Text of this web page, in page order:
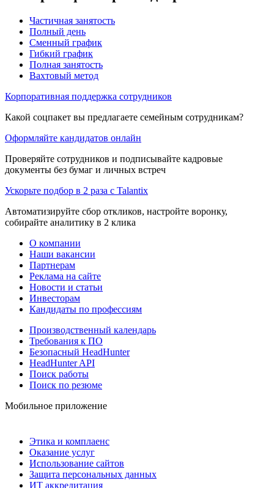
Частичная занятость
Полный день
Сменный график
Гибкий график
Полная занятость
Вахтовый метод
Корпоративная поддержка сотрудников
Какой соцпакет вы предлагаете семейным сотрудникам?
Оформляйте кандидатов онлайн
Проверяйте сотрудников и подписывайте кадровые
документы без бумаг и личных встреч
Ускорьте подбор в 2 раза с Talantix
Автоматизируйте сбор откликов, настройте воронку,
собирайте аналитику в 2 клика
О компании
Наши вакансии
Партнерам
Реклама на сайте
Новости и статьи
Инвесторам
Кандидаты по профессиям
Производственный календарь
Требования к ПО
Безопасный HeadHunter
HeadHunter API
Поиск работы
Поиск по резюме
Мобильное приложение
Этика и комплаенс
Оказание услуг
Использование сайтов
Защита персональных данных
ИТ аккредитация